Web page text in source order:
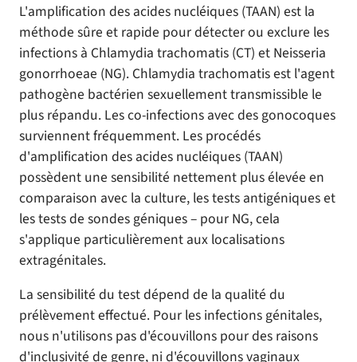
L'amplification des acides nucléiques (TAAN) est la
méthode sûre et rapide pour détecter ou exclure les
infections à Chlamydia trachomatis (CT) et Neisseria
gonorrhoeae (NG). Chlamydia trachomatis est l'agent
pathogène bactérien sexuellement transmissible le
plus répandu. Les co-infections avec des gonocoques
surviennent fréquemment. Les procédés
d'amplification des acides nucléiques (TAAN)
possèdent une sensibilité nettement plus élevée en
comparaison avec la culture, les tests antigéniques et
les tests de sondes géniques – pour NG, cela
s'applique particulièrement aux localisations
extragénitales.
La sensibilité du test dépend de la qualité du
prélèvement effectué. Pour les infections génitales,
nous n'utilisons pas d'écouvillons pour des raisons
d'inclusivité de genre, ni d'écouvillons vaginaux